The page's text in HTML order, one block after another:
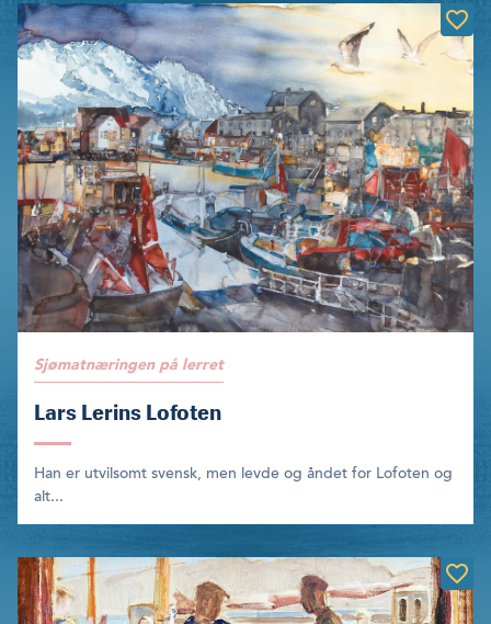
Sjømatnæringen på lerret
Lars Lerins Lofoten
Han er utvilsomt svensk, men levde og åndet for Lofoten og
alt...